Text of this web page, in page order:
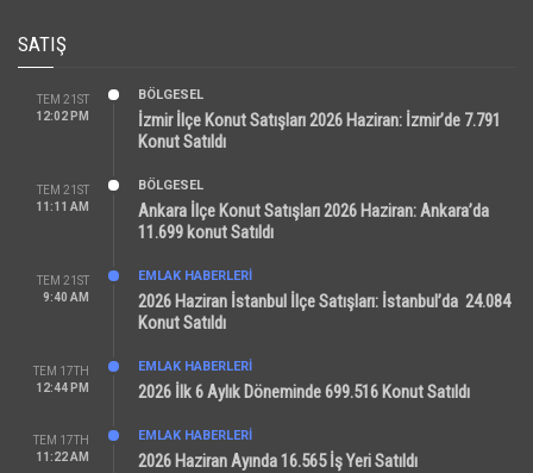
SATIŞ
TEM 21ST
12:02 PM
BÖLGESEL
İzmir İlçe Konut Satışları 2026 Haziran: İzmir’de 7.791
Konut Satıldı
TEM 21ST
11:11 AM
BÖLGESEL
Ankara İlçe Konut Satışları 2026 Haziran: Ankara’da
11.699 konut Satıldı
TEM 21ST
9:40 AM
EMLAK HABERLERI
2026 Haziran İstanbul İlçe Satışları: İstanbul’da 24.084
Konut Satıldı
TEM 17TH
12:44 PM
EMLAK HABERLERI
2026 İlk 6 Aylık Döneminde 699.516 Konut Satıldı
TEM 17TH
11:22 AM
EMLAK HABERLERI
2026 Haziran Ayında 16.565 İş Yeri Satıldı